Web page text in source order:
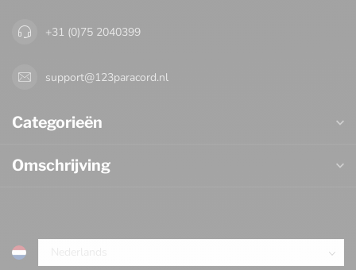
+31 (0)75 2040399
support@123paracord.nl
Categorieën
Omschrijving